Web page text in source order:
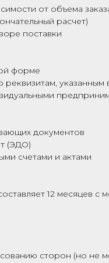
от объема
расчет)
поставки
форме
реквизитам, указанным
документов
(ЭДО)
счетами и актами
12 месяцев с
сторон (но не